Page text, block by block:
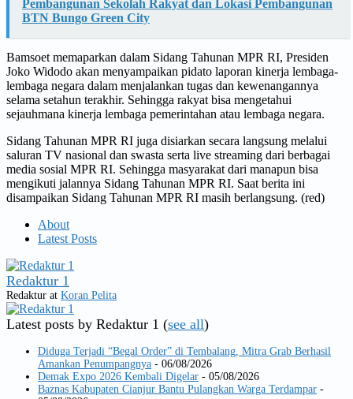
Pembangunan Sekolah Rakyat dan Lokasi Pembangunan
BTN Bungo Green City
Bamsoet memaparkan dalam Sidang Tahunan MPR RI, Presiden
Joko Widodo akan menyampaikan pidato laporan kinerja lembaga-
lembaga negara dalam menjalankan tugas dan kewenangannya
selama setahun terakhir. Sehingga rakyat bisa mengetahui
sejauhmana kinerja lembaga pemerintahan atau lembaga negara.
Sidang Tahunan MPR RI juga disiarkan secara langsung melalui
saluran TV nasional dan swasta serta live streaming dari berbagai
media sosial MPR RI. Sehingga masyarakat dari manapun bisa
mengikuti jalannya Sidang Tahunan MPR RI. Saat berita ini
disampaikan Sidang Tahunan MPR RI masih berlangsung. (red)
About
Latest Posts
Redaktur 1
Redaktur at Koran Pelita
Latest posts by Redaktur 1 (see all)
Diduga Terjadi “Begal Order” di Tembalang, Mitra Grab Berhasil
Amankan Penumpangnya - 06/08/2026
Demak Expo 2026 Kembali Digelar - 05/08/2026
Baznas Kabupaten Cianjur Bantu Pulangkan Warga Terdampar -